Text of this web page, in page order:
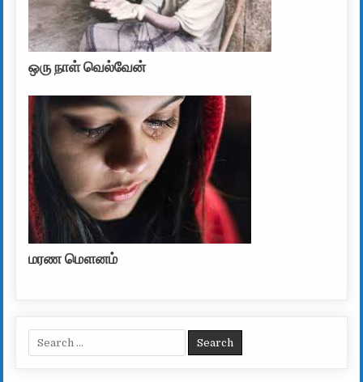
ஒரு நாள் வெல்வேன்
மரண மௌனம்
Search for: